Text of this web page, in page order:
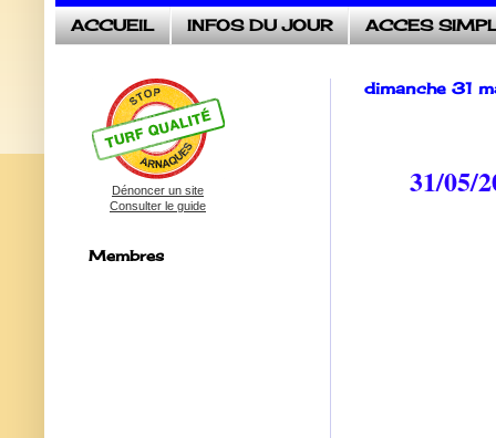
ACCUEIL INFOS DU JOUR ACCES
dimanche 31
31/05/
Membres